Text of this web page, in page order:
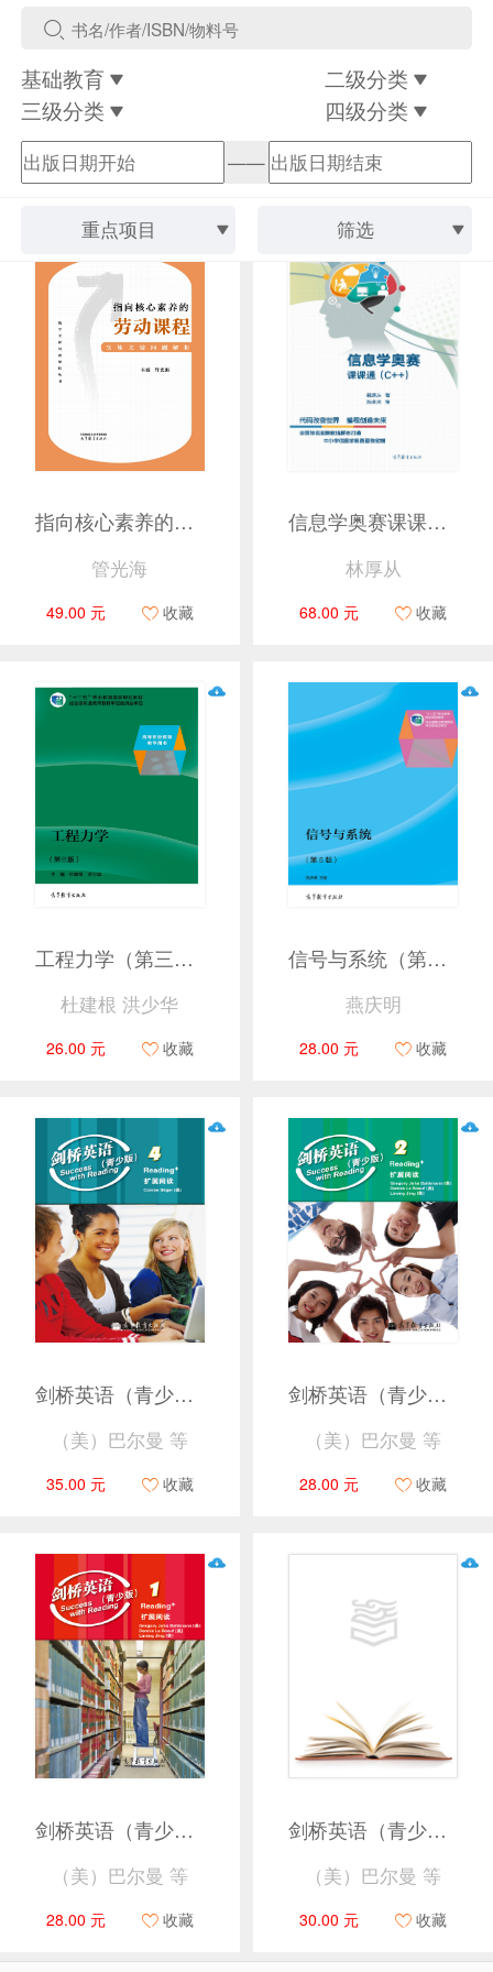
基础教育
二级分类
三级分类
四级分类
——
重点项目 筛选
指向核心素养的劳动课程实施关键问题解析
管光海
49.00 元 收藏
信息学奥赛课课通（C++）
林厚从
68.00 元 收藏
工程力学（第三版）
杜建根 洪少华
26.00 元 收藏
信号与系统（第5版）
燕庆明
28.00 元 收藏
剑桥英语（青少版）扩展阅读4
（美）巴尔曼 等
35.00 元 收藏
剑桥英语（青少版）扩展阅读2
（美）巴尔曼 等
28.00 元 收藏
剑桥英语（青少版）扩展阅读1
（美）巴尔曼 等
28.00 元 收藏
剑桥英语（青少版）扩展阅读3
（美）巴尔曼 等
30.00 元 收藏